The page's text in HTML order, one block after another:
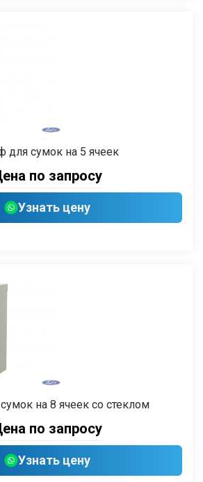
для сумок на 5 ячеек
по запросу
Узнать цену
на 8 ячеек со стеклом
по запросу
Узнать цену